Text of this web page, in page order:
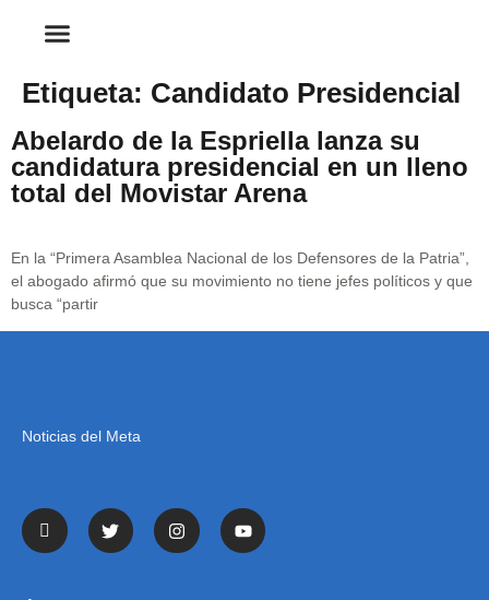
Etiqueta: Candidato Presidencial
Abelardo de la Espriella lanza su
candidatura presidencial en un lleno
total del Movistar Arena
En la “Primera Asamblea Nacional de los Defensores de la Patria”,
el abogado afirmó que su movimiento no tiene jefes políticos y que
busca “partir
Noticias del Meta